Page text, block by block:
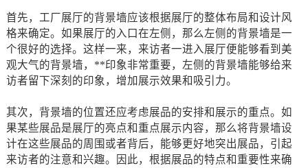
首先，工厂展厅的背景墙应该根据展厅的整体布局和设计风
格来确定。如果展厅的入口在左侧，那么左侧的背景墙是一
个很好的选择。这样一来，来访者一进入展厅便能够看到美
观大气的背景墙，**印象非常重要，左侧的背景墙能够给来
访者留下深刻的印象，增加展示效果和吸引力。
其次，背景墙的位置还应考虑展品的安排和展示的重点。如
果某些展品是展厅的亮点和重点展示内容，那么将背景墙设
计在这些展品的周围或者背后，能够更好地突出展品，引起
来访者的注意和兴趣。因此，根据展品的特点和重要性来确